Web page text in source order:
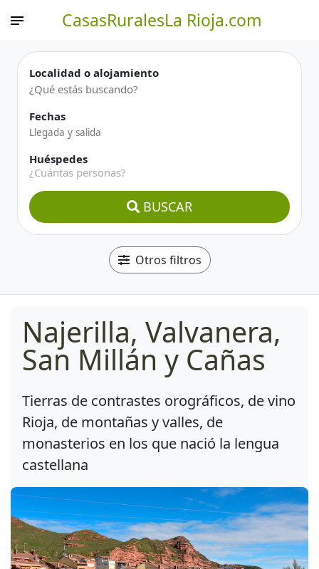
CasasRuralesLa Rioja.com
Localidad o alojamiento
Fechas
Huéspedes
¿Cuántas personas?
BUSCAR
Otros filtros
Najerilla, Valvanera,
San Millán y Cañas
Tierras de contrastes orográficos, de vino
Rioja, de montañas y valles, de
monasterios en los que nació la lengua
castellana